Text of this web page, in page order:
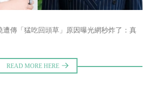
遭傳「猛吃回頭草」原因曝光網秒炸了：真